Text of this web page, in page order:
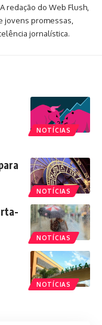
redação do Web Flush,
jovens promessas,
jornalística.
NOTÍCIAS
NOTÍCIAS
NOTÍCIAS
NOTÍCIAS